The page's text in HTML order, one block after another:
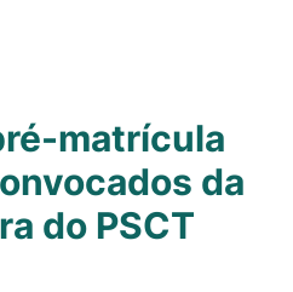
matrícula
da
do PSCT